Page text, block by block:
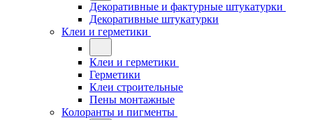
Декоративные и фактурные штукатурки
Декоративные штукатурки
Клеи и герметики
Клеи и герметики
Герметики
Клеи строительные
Пены монтажные
Колоранты и пигменты